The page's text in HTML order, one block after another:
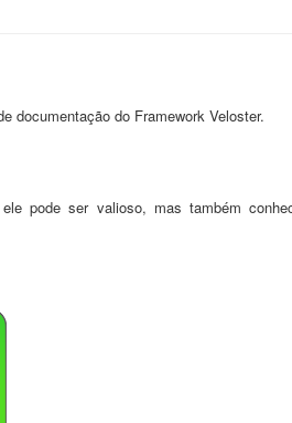
documentação do Framework Veloster.
pode ser valioso, mas também